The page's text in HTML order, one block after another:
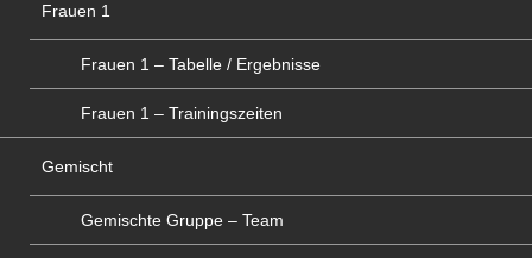
Frauen 1
Frauen 1 – Tabelle / Ergebnisse
Frauen 1 – Trainingszeiten
Gemischt
Gemischte Gruppe – Team